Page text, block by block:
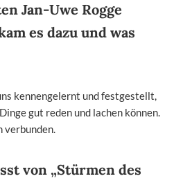
Jan-Uwe Rogge
es dazu und was
kennengelernt und festgestellt,
gut reden und lachen können.
verbunden.
von „Stürmen des